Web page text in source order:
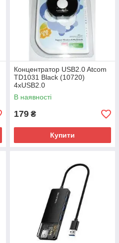
Концентратор USB2.0 Atcom
TD1031 Black (10720)
4хUSB2.0
В наявності
179 ₴
Купити